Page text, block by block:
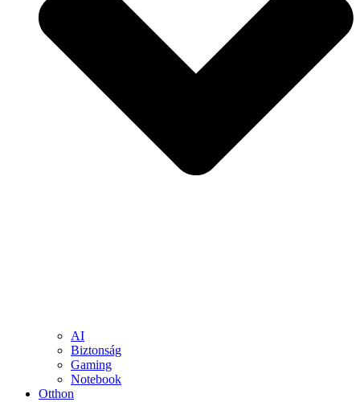
AI
Biztonság
Gaming
Notebook
Otthon